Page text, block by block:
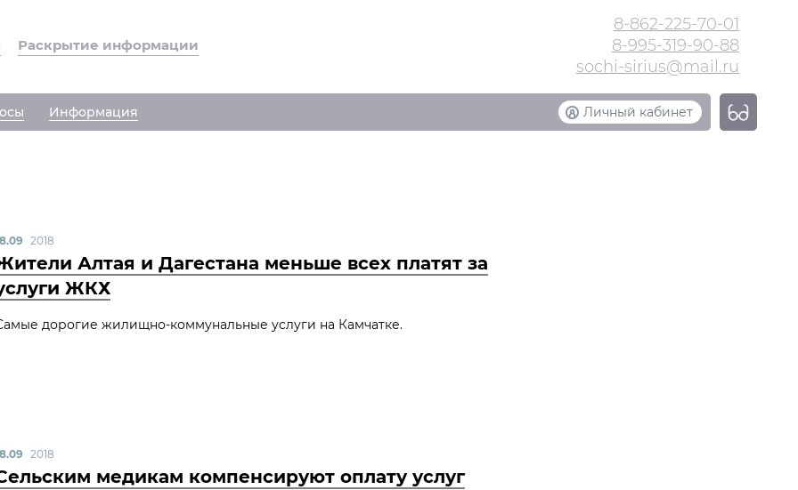
Раскрытие информации
8-862-225-70-01
8-995-319-90-88
sochi-sirius@mail.ru
Информация Личный кабинет
2018
Алтая и Дагестана меньше всех платят за
ЖКХ
дорогие жилищно-коммунальные услуги на Камчатке.
2018
медикам компенсируют оплату услуг